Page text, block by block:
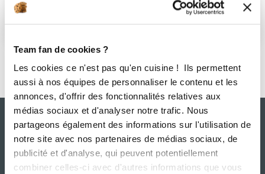
Team fan de cookies ?
Les cookies ce n'est pas qu'en cuisine ! Ils permettent
aussi à nos équipes de personnaliser le contenu et les
annonces, d'offrir des fonctionnalités relatives aux
médias sociaux et d'analyser notre trafic. Nous
partageons également des informations sur l'utilisation de
notre site avec nos partenaires de médias sociaux, de
publicité et d'analyse, qui peuvent potentiellement
combiner celles-ci avec d'autres informations que vous